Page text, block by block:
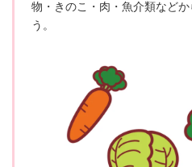
物・きのこ・肉・魚介類など
う。